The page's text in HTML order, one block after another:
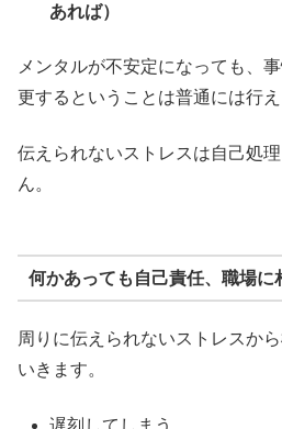
あれば）
メンタルが不安定になっても、
更するということは普通には行え
伝えられないストレスは自己処
ん。
何かあっても自己責任、職場に
周りに伝えられないストレスか
いきます。
遅刻してしまう